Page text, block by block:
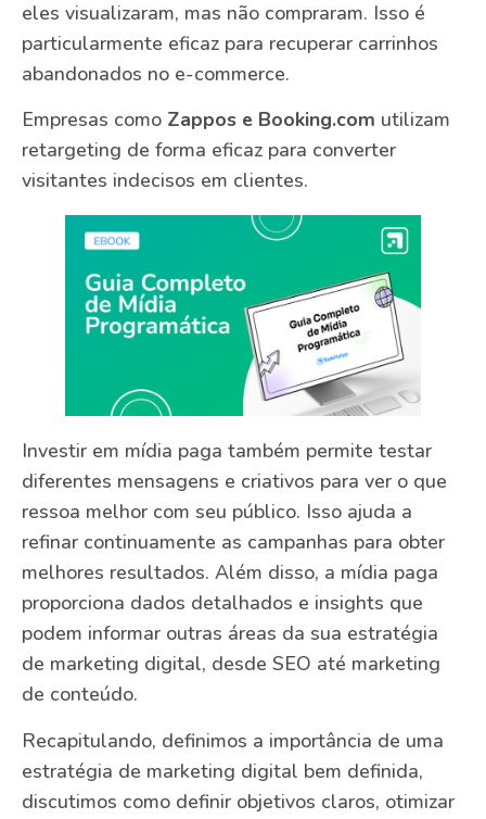
eles visualizaram, mas não compraram. Isso é
particularmente eficaz para recuperar carrinhos
abandonados no e-commerce.
Empresas como Zappos e Booking.com utilizam
retargeting de forma eficaz para converter
visitantes indecisos em clientes.
Investir em mídia paga também permite testar
diferentes mensagens e criativos para ver o que
ressoa melhor com seu público. Isso ajuda a
refinar continuamente as campanhas para obter
melhores resultados. Além disso, a mídia paga
proporciona dados detalhados e insights que
podem informar outras áreas da sua estratégia
de marketing digital, desde SEO até marketing
de conteúdo.
Recapitulando, definimos a importância de uma
estratégia de marketing digital bem definida,
discutimos como definir objetivos claros, otimizar